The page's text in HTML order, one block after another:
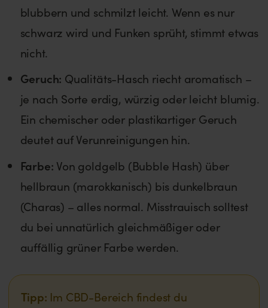
blubbern und schmilzt leicht. Wenn es nur
schwarz wird und Funken sprüht, stimmt etwas
nicht.
Geruch: Qualitäts-Hasch riecht aromatisch –
je nach Sorte erdig, würzig oder leicht blumig.
Ein chemischer oder plastikartiger Geruch
deutet auf Verunreinigungen hin.
Farbe: Von goldgelb (Bubble Hash) über
hellbraun (marokkanisch) bis dunkelbraun
(Charas) – alles normal. Misstrauisch solltest
du bei unnatürlich gleichmäßiger oder
auffällig grüner Farbe werden.
Tipp: Im CBD-Bereich findest du